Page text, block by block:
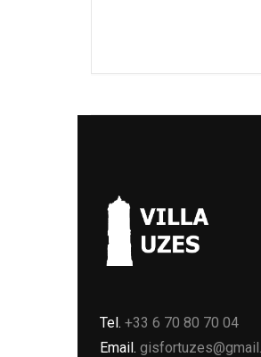
Tel. +33 6 70 80 70 04
Email.